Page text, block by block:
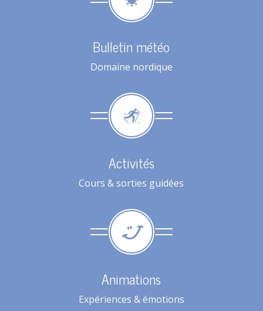
Bulletin météo
Domaine nordique
Activités
Cours & sorties guidées
Animations
Expériences & émotions